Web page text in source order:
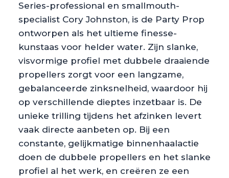
Series-professional en smallmouth-
specialist Cory Johnston, is de Party Prop
ontworpen als het ultieme finesse-
kunstaas voor helder water. Zijn slanke,
visvormige profiel met dubbele draaiende
propellers zorgt voor een langzame,
gebalanceerde zinksnelheid, waardoor hij
op verschillende dieptes inzetbaar is. De
unieke trilling tijdens het afzinken levert
vaak directe aanbeten op. Bij een
constante, gelijkmatige binnenhaalactie
doen de dubbele propellers en het slanke
profiel al het werk, en creëren ze een